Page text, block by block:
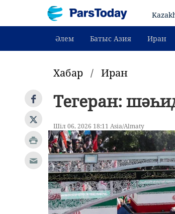
Әлем Батыс Азия Иран
Хабар / Иран
Тегеран:
Шіл 06, 2026 18:11 Asia/Almaty